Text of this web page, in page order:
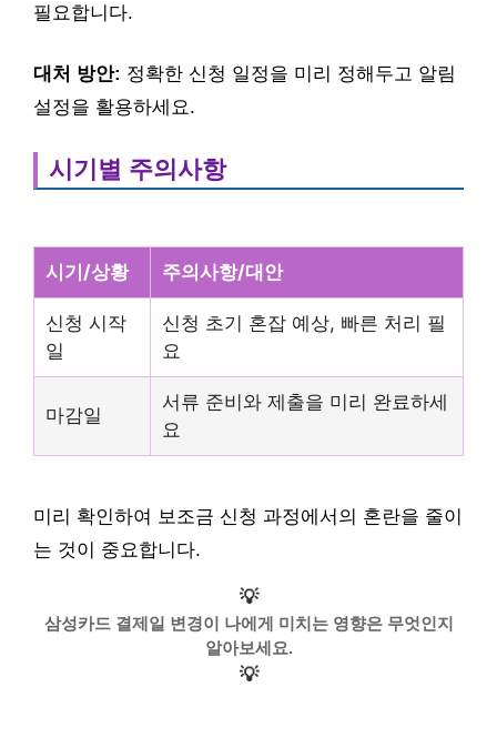
필요합니다.
대처 방안: 정확한 신청 일정을 미리 정해두고 알림
설정을 활용하세요.
시기별 주의사항
시기/상황 주의사항/대안
신청 시작
일
신청 초기 혼잡 예상, 빠른 처리 필
요
마감일
서류 준비와 제출을 미리 완료하세
요
미리 확인하여 보조금 신청 과정에서의 혼란을 줄이
는 것이 중요합니다.
💡
삼성카드 결제일 변경이 나에게 미치는 영향은 무엇인지
알아보세요.
💡